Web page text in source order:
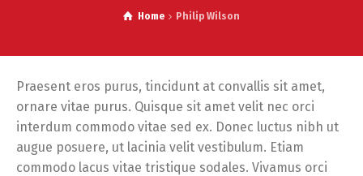
Home Philip Wilson
Praesent eros purus, tincidunt at convallis sit amet,
ornare vitae purus. Quisque sit amet velit nec orci
interdum commodo vitae sed ex. Donec luctus nibh ut
augue posuere, ut lacinia velit vestibulum. Etiam
commodo lacus vitae tristique sodales. Vivamus orci